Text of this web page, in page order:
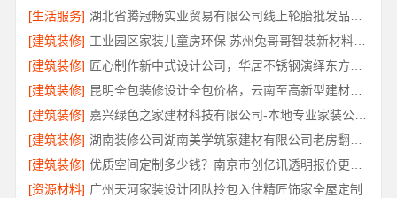
[生活服务]
[建筑装修]
工业园区家装儿童房环保 苏州兔哥哥智装新材料有限公司
[建筑装修]
[建筑装修]
昆明全包装修设计全包价格，云南至高新型建材有限公司
[建筑装修]
嘉兴绿色之家建材科技有限公司-本地专业家装公司高端
[建筑装修]
[建筑装修]
[资源材料] 广州天河家装设计团队拎包入住精匠饰家全屋定制